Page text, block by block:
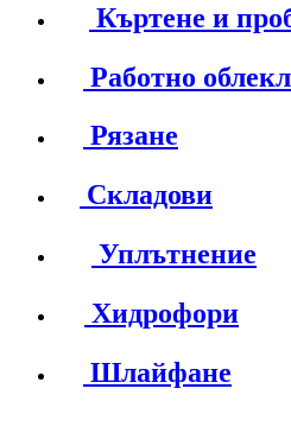
Къртене и
Работно
Рязане
Складови
Уплътнение
Хидрофори
Шлайфане